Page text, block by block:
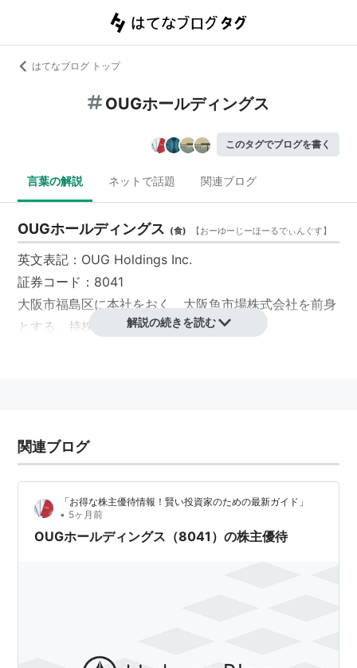
はてなブログ トップ
OUGホールディングス
このタグでブログを書く
言葉の解説 ネットで話題 関連ブログ
OUGホールディングス (食) 【おーゆーじーほーるでぃんぐす】
英文表記：OUG Holdings Inc.
証券コード：8041
大阪市福島区に本社をおく、大阪魚市場株式会社を前身
とする、 持株会社 。
解説の続きを読む
関連ブログ
「お得な株主優待情報！賢い投資家のための最新ガイド」
• 5ヶ月前
OUGホールディングス（8041）の株主優待